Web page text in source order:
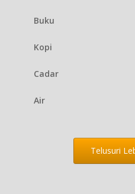
Buku
Kopi
Cadar
Air
Telusuri